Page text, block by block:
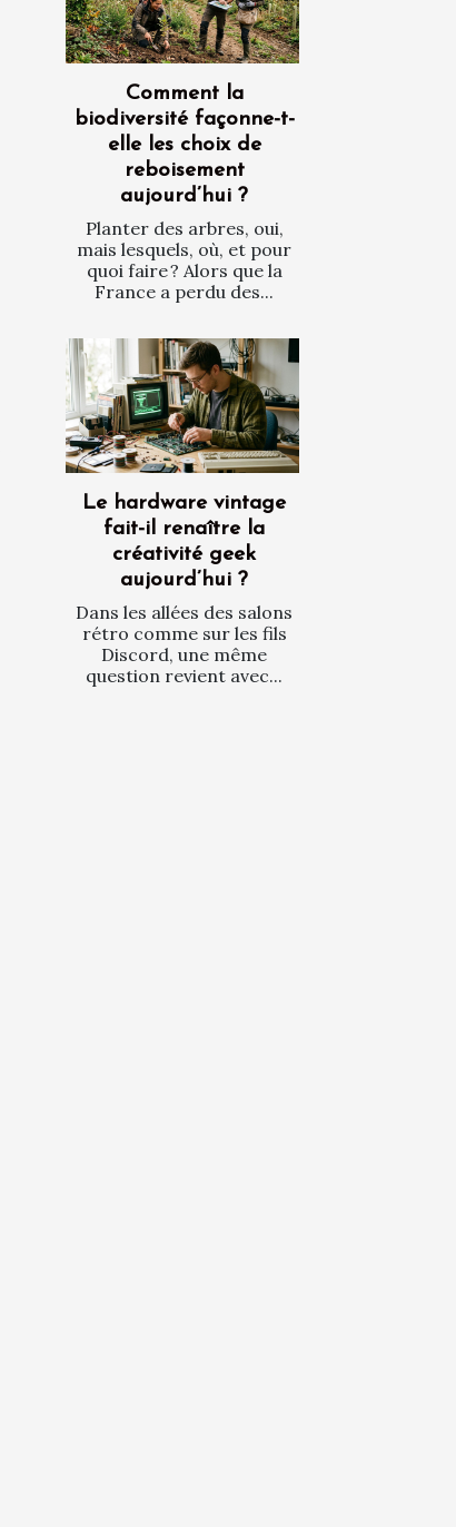
Comment la
biodiversité façonne-t-
elle les choix de
reboisement
aujourd’hui ?
Planter des arbres, oui,
mais lesquels, où, et pour
quoi faire ? Alors que la
France a perdu des...
Le hardware vintage
fait-il renaître la
créativité geek
aujourd’hui ?
Dans les allées des salons
rétro comme sur les fils
Discord, une même
question revient avec...